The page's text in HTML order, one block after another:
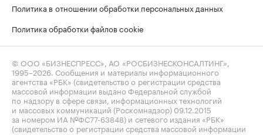
Политика в отношении обработки персональных данных
Политика обработки файлов cookie
© ООО «БИЗНЕСПРЕСС», АО «РОСБИЗНЕСКОНСАЛТИНГ»,
1995–2026. Сообщения и материалы информационного
агентства «РБК» (свидетельство о регистрации средства
массовой информации выдано Федеральной службой
по надзору в сфере связи, информационных технологий
и массовых коммуникаций (Роскомнадзор) 09.12.2015
за номером ИА №ФС77-63848) и сетевого издания «РБК»
(свидетельство о регистрации средства массовой информации